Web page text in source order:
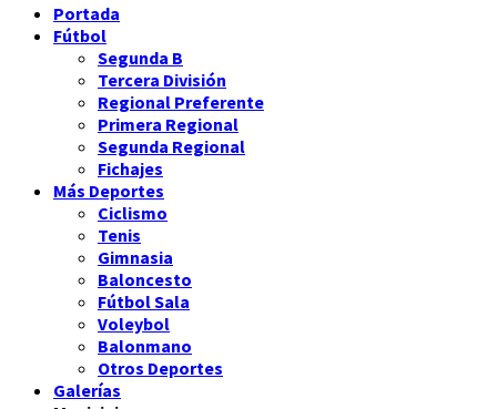
Portada
Fútbol
Segunda B
Tercera División
Regional Preferente
Primera Regional
Segunda Regional
Fichajes
Más Deportes
Ciclismo
Tenis
Gimnasia
Baloncesto
Fútbol Sala
Voleybol
Balonmano
Otros Deportes
Galerías